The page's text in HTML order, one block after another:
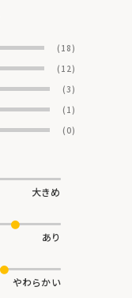
(18)
(12)
(3)
(1)
(0)
大きめ
あり
やわらかい